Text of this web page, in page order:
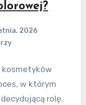
2026
kosmetyków
w którym
rolę.